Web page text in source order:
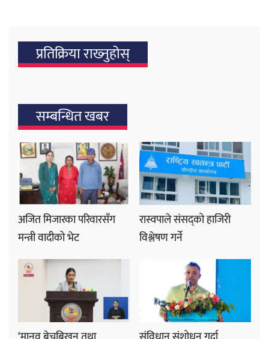
प्रतिक्रिया राख्‍नुहोस्
सम्बन्धित खबर
अजित मिजारका परिवारसँग
मन्त्री वादीको भेट
रास्वपाले संसद्को हाजिरी
विश्लेषण गर्ने